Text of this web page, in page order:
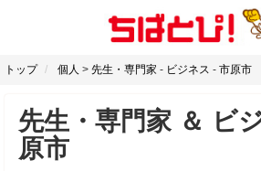
トップ 個人 > 先生・専門家 - ビジネス - 市原市
先生・専門家 ＆ ビ
原市